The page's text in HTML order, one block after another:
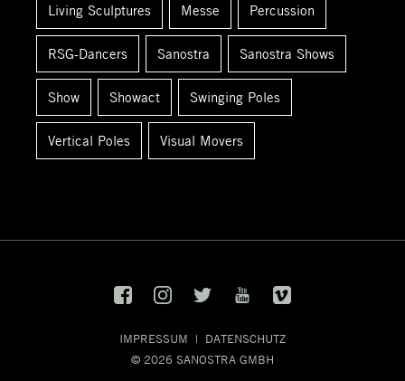
Living Sculptures Messe Percussion
RSG-Dancers Sanostra Sanostra Shows
Show Showact Swinging Poles
Vertical Poles Visual Movers
IMPRESSUM | DATENSCHUTZ
© 2026 SANOSTRA GMBH